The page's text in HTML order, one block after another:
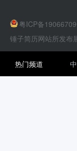
粤ICP备
锤子简历网站所发布
热门频道